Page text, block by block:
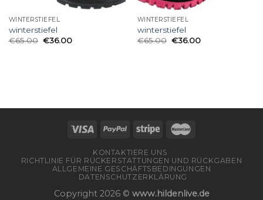
WINTERSTIEFEL
winterstiefel
€65.00 €36.00
WINTERSTIEFEL
winterstiefel
€65.00 €36.00
KONTAKTIERE UNS
RICHTLINIE FÜR RÜCKERSTATTUNGEN UND RÜCKGABEN
ALLGEMEINE GESCHÄFTSBEDINGUNGEN
DATENSCHUTZERKLÄRUNG
Copyright 2026 © www.hildenlive.de